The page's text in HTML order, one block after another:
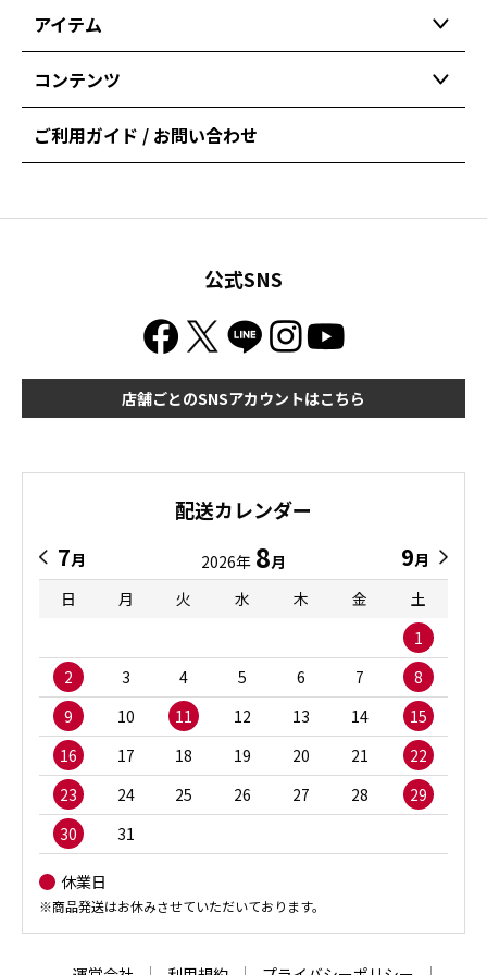
アイテム
コンテンツ
ご利用ガイド / お問い合わせ
公式SNS
店舗ごとのSNSアカウントはこちら
配送カレンダー
7月 2026年 8月 9月
日
月 火 水 木 金
土
1
2
3 4 5 6 7
8
9
10 11 12 13 14
15
16
17 18 19 20 21
22
23
24 25 26 27 28
29
30
31
休業日
※商品発送はお休みさせていただいております。